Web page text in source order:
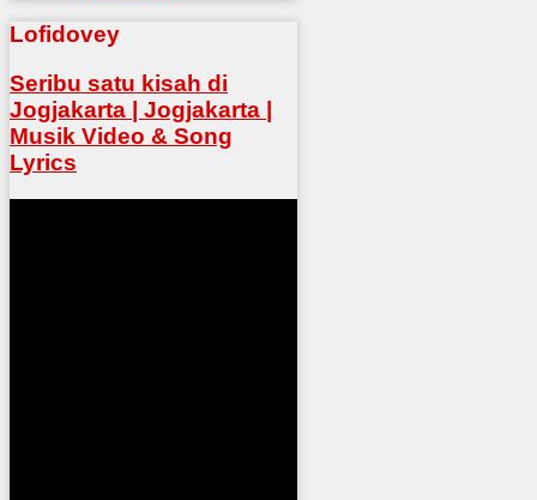
Lofidovey
Seribu satu kisah di
Jogjakarta | Jogjakarta |
Musik Video & Song
Lyrics